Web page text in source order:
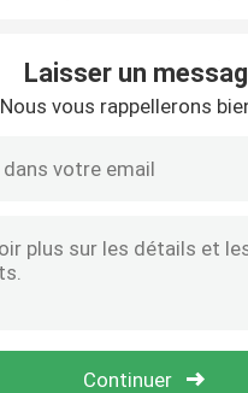
Laisser un
Nous vous rappellerons